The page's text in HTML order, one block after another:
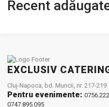
Recent
EXCLUSIV
Cluj-Napoca, bd. Muncii, nr. 217-219
Pentru evenimente:
0747.895.095